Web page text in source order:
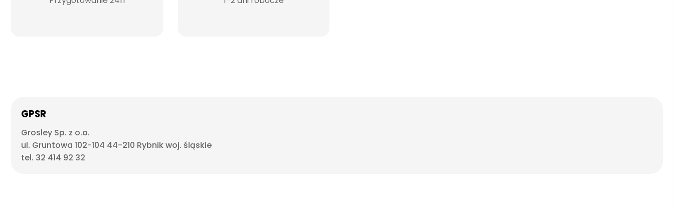
GPSR
Grosley Sp. z o.o.
ul. Gruntowa 102-104 44-210 Rybnik woj. śląskie
tel. 32 414 92 32